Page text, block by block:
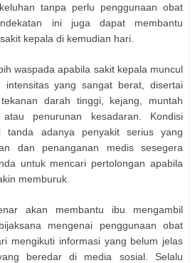
tanpa perlu penggunaan obat
ini juga dapat membantu
kepala di kemudian hari.
waspada apabila sakit kepala muncul
intensitas yang sangat berat, disertai
darah tinggi, kejang, muntah
penurunan kesadaran. Kondisi
tanda adanya penyakit serius yang
dan penanganan medis sesegera
untuk mencari pertolongan apabila
memburuk.
akan membantu ibu mengambil
mengenai penggunaan obat
mengikuti informasi yang belum jelas
beredar di media sosial. Selalu